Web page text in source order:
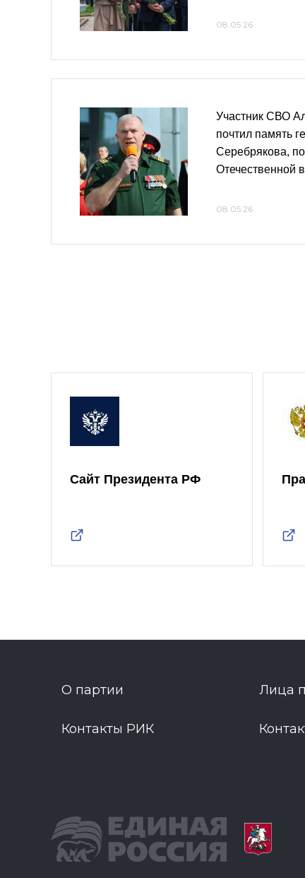
08.05.26
Участник СВО
почтил память
Серебрякова,
Отечественной
08.05.26
Сайт Президента РФ
О партии Лица
Контакты РИК